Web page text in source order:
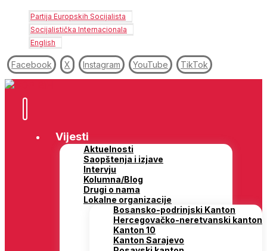
Partija Europskih Socijalista
Socijalistička Internacionala
English
Facebook X Instagram YouTube TikTok
Vijesti
Aktuelnosti
Saopštenja i izjave
Intervju
Kolumna/Blog
Drugi o nama
Lokalne organizacije
Bosansko-podrinjski Kanton
Hercegovačko-neretvanski kanton
Kanton 10
Kanton Sarajevo